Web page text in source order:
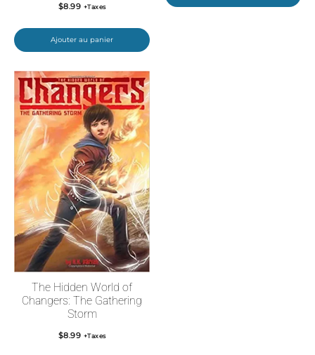
$8.99 +Taxes
Ajouter au panier
The Hidden World of
Changers: The Gathering
Storm
$8.99 +Taxes